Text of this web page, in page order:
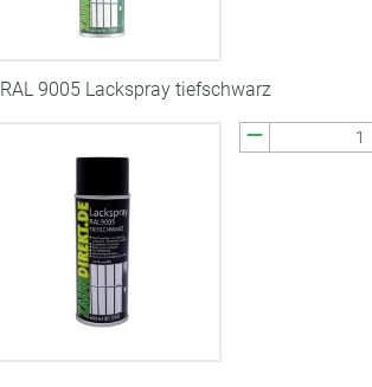
RAL 9005 Lackspray tiefschwarz